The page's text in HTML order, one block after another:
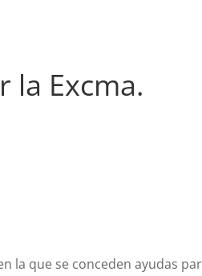
la Excma.
la que se conceden ayudas